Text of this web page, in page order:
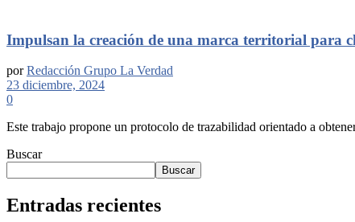
Impulsan la creación de una marca territorial para
por Redacción Grupo La Verdad
23 diciembre, 2024
0
Este trabajo propone un protocolo de trazabilidad orientado a
Buscar
Buscar
Entradas recientes